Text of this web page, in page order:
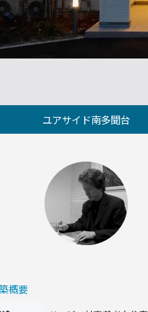
ユアサイド南多聞台
概要